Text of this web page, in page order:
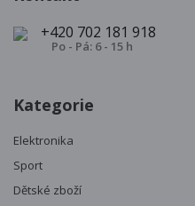
+420 702 181 918
Po - Pá: 6 - 15 h
Kategorie
Elektronika
Sport
Dětské zboží